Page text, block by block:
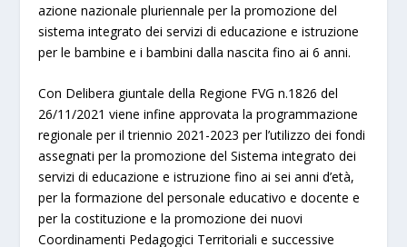
azione nazionale pluriennale per la promozione del
sistema integrato dei servizi di educazione e istruzione
per le bambine e i bambini dalla nascita fino ai 6 anni.
Con Delibera giuntale della Regione FVG n.1826 del
26/11/2021 viene infine approvata la programmazione
regionale per il triennio 2021-2023 per l’utilizzo dei fondi
assegnati per la promozione del Sistema integrato dei
servizi di educazione e istruzione fino ai sei anni d’età,
per la formazione del personale educativo e docente e
per la costituzione e la promozione dei nuovi
Coordinamenti Pedagogici Territoriali e successive